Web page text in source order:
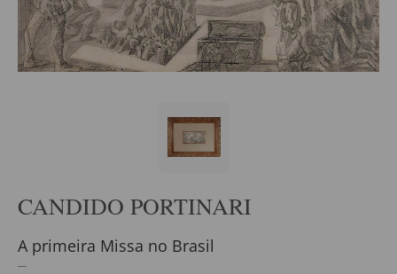
CANDIDO PORTINARI
A primeira Missa no Brasil